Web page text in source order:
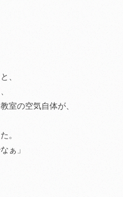
、
室の空気自体が、
。
ぁ」